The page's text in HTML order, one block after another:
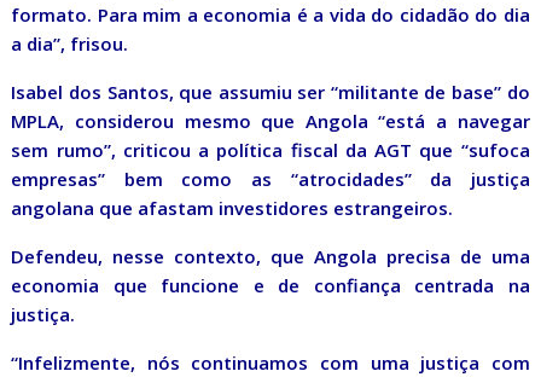
formato. Para mim a economia é a vida do cidadão do dia
a dia”, frisou.
Isabel dos Santos, que assumiu ser “militante de base” do
MPLA, considerou mesmo que Angola “está a navegar
sem rumo”, criticou a política fiscal da AGT que “sufoca
empresas” bem como as “atrocidades” da justiça
angolana que afastam investidores estrangeiros.
Defendeu, nesse contexto, que Angola precisa de uma
economia que funcione e de confiança centrada na
justiça.
“Infelizmente, nós continuamos com uma justiça com